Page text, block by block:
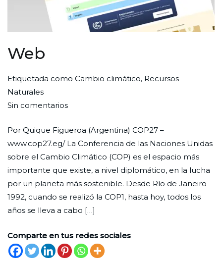
Web
Por
Redaccion
Ciudad
Publicada
el
30
septiembre
de
2022
Publicada
en
Web
Etiquetada como Cambio climático, Recursos
Naturales
Sin comentariosen
Por Quique Figueroa (Argentina) COP27 –
www.cop27.eg/ La Conferencia de las Naciones Unidas
sobre el Cambio Climático (COP) es el espacio más
importante que existe, a nivel diplomático, en la lucha
por un planeta más sostenible. Desde Río de Janeiro
1992, cuando se realizó la COP1, hasta hoy, todos los
años se lleva a cabo […]
Comparte en tus redes sociales